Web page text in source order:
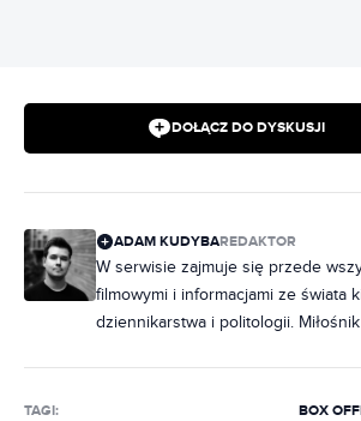
DOŁĄCZ DO DYSKUSJI
ADAM KUDYBAREDAKTOR
W serwisie zajmuje się przede
filmowymi i informacjami ze świata
dziennikarstwa i politologii.
większość playlisty na Spotify.
TAGI: BOX